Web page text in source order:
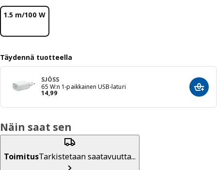
1.5 m/100 W
Täydennä tuotteella
SJÖSS
65 W:n 1-paikkainen USB-laturi
14,99
Hinta 14,99
Näin saat sen
ToimitusTarkistetaan saatavuutta...